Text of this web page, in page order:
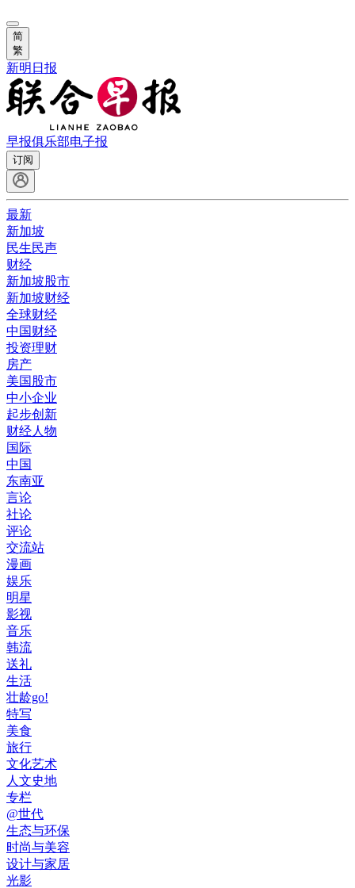
简
繁
新明日报
早报俱乐部电子报
订阅
最新
新加坡
民生民声
财经
新加坡股市
新加坡财经
全球财经
中国财经
投资理财
房产
美国股市
中小企业
起步创新
财经人物
国际
中国
东南亚
言论
社论
评论
交流站
漫画
娱乐
明星
影视
音乐
韩流
送礼
生活
壮龄go!
特写
美食
旅行
文化艺术
人文史地
专栏
@世代
生态与环保
时尚与美容
设计与家居
光影